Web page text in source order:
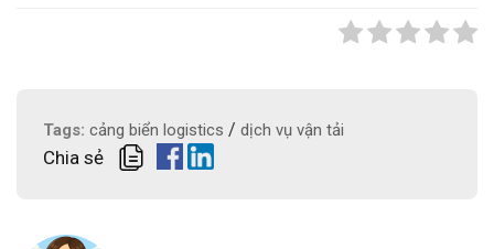
Tags: cảng biển logistics / dịch vụ vận tải
Chia sẻ